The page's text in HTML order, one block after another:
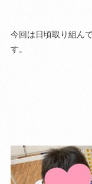
今回は日頃取り組ん
す。